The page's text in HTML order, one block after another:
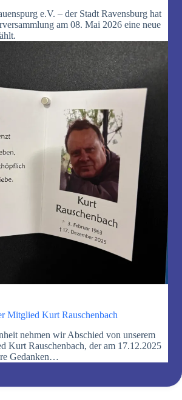
e.V. – der Stadt Ravensburg hat
am 08. Mai 2026 eine neue
Mitglied Kurt Rauschenbach
nehmen wir Abschied von unserem
Kurt Rauschenbach, der am 17.12.2025
Gedanken…